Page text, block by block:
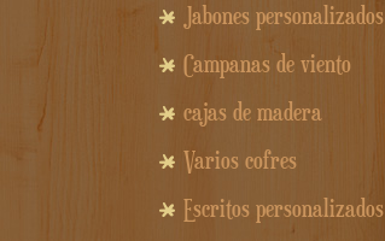
Jabones personalizados
Campanas de viento
cajas de madera
Varios cofres
Escritos personalizados